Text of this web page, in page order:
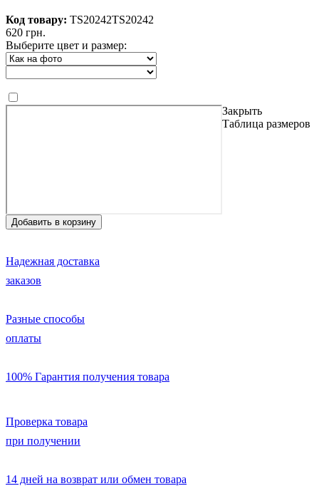
Код товару: TS20242TS20242
620 грн.
Выберите цвет и размер:
Закрыть
Таблица размеров
Надежная доставка
заказов
Разные способы
оплаты
100% Гарантия получения товара
Проверка товара
при получении
14 дней на возврат или обмен товара